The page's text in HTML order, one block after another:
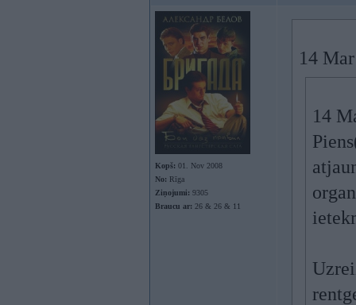
Kopš: 01. Nov 2008
No: Rīga
Ziņojumi: 9305
Braucu ar: 26 & 26 & 11
14
14